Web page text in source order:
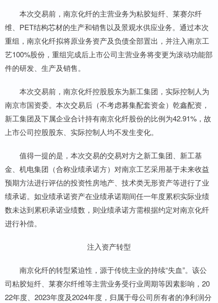
本次交易前，南京化纤的主营业务为粘胶短纤、莱赛尔纤
维、PET结构芯材的生产和销售以及景观水供应业务。通过本次
重组，南京化纤拟将原业务资产及负债全部置出，并注入南京工
艺100%股份，重组完成后上市公司主营业务将变更为滚动功能部
件的研发、生产及销售。
本次交易前，南京化纤控股股东为新工集团，实际控制人为
南京市国资委。本次交易后（不考虑募集配套资金）乾鑫配资，
新工集团及下属企业合计持有南京化纤股份的比例为42.91%，故
上市公司控股股东、实际控制人均不发生变化。
值得一提的是，本次交易的交易对方之新工集团、新工基
金、机电集团（合称业绩承诺方）对南京工艺采用基于未来收益
预期方法进行评估的投资性房地产、技术类无形资产等进行了业
绩承诺。如业绩承诺资产在业绩承诺期间任一年度累积实际业绩
数未达到累积承诺业绩数，则业绩承诺方需根据约定对南京化纤
进行补偿。
注入资产转型
南京化纤的转型紧迫性，源于传统主业的持续“失血”。该公
司粘胶短纤、莱赛尔纤维等主营业务受行业周期等因素影响，20
22年度、2023年度及2024年度，归属于母公司所有者的净利润分